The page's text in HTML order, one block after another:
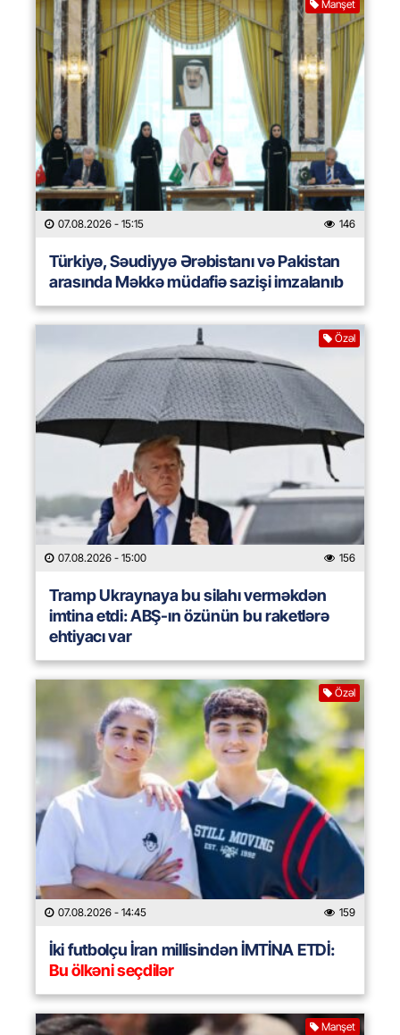
Manşet
07.08.2026 - 15:15 146
Türkiyə, Səudiyyə Ərəbistanı və Pakistan
arasında Məkkə müdafiə sazişi imzalanıb
Özəl
07.08.2026 - 15:00 156
Tramp Ukraynaya bu silahı verməkdən
imtina etdi: ABŞ-ın özünün bu raketlərə
ehtiyacı var
Özəl
07.08.2026 - 14:45 159
İki futbolçu İran millisindən İMTİNA ETDİ:
Bu ölkəni seçdilər
Manşet